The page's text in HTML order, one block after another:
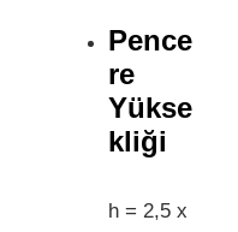
Pence
re
Yükse
kliği
h = 2,5 x